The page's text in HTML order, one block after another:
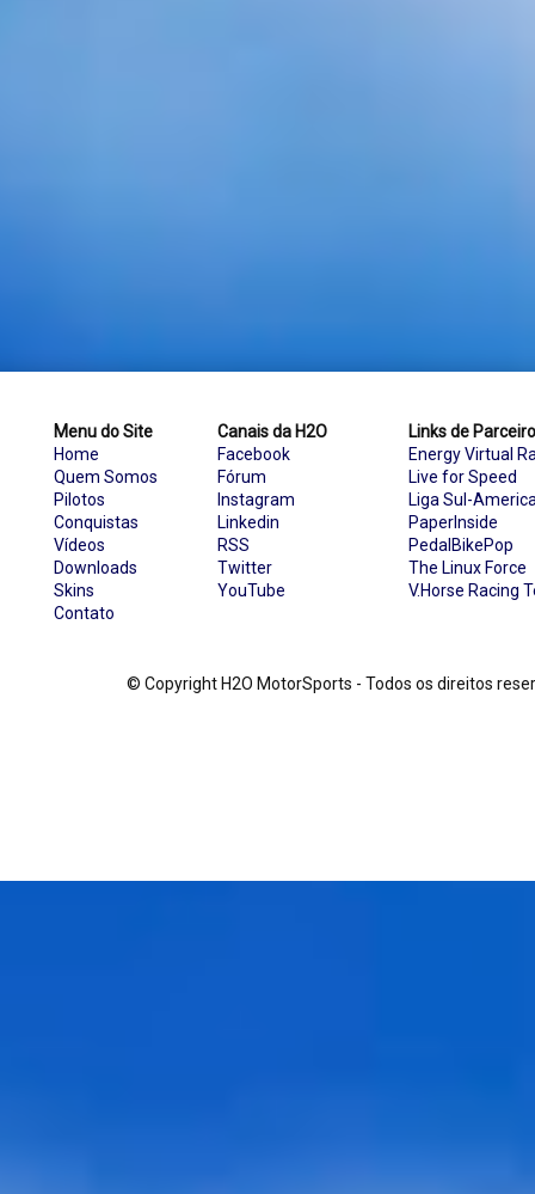
Menu do Site
Home
Quem Somos
Pilotos
Conquistas
Vídeos
Downloads
Skins
Contato
Canais da H2O
Facebook
Fórum
Instagram
Linkedin
RSS
Twitter
YouTube
Links de
Energy Virtual
Live for Speed
Liga Sul-
PaperInside
PedalBikePop
The Linux Force
V.Horse Racing
© Copyright H2O MotorSports - Todos os direitos